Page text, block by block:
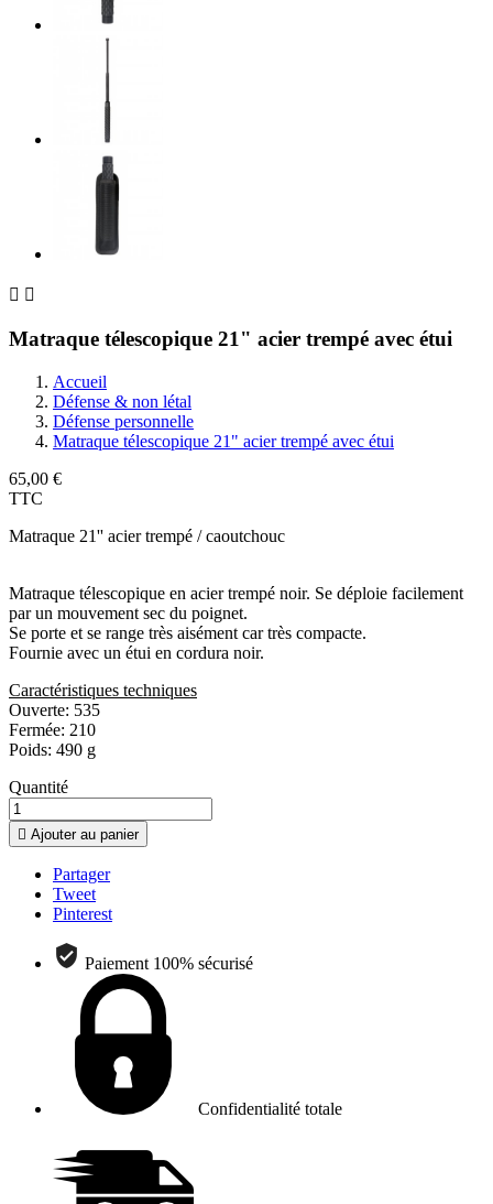
 
Matraque télescopique 21" acier trempé avec étui
Accueil
Défense & non létal
Défense personnelle
Matraque télescopique 21" acier trempé avec étui
65,00 €
TTC
Matraque 21'' acier trempé / caoutchouc
Matraque télescopique en acier trempé noir. Se déploie facilement
par un mouvement sec du poignet.
Se porte et se range très aisément car très compacte.
Fournie avec un étui en cordura noir.
Caractéristiques techniques
Ouverte: 535
Fermée: 210
Poids: 490 g
Quantité
 Ajouter au panier
Partager
Tweet
Pinterest
Paiement 100% sécurisé
Confidentialité totale